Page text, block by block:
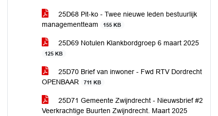
25D68 Pit-ko - Twee nieuwe leden bestuurlijk
managementteam
155 KB
25D69 Notulen Klankbordgroep 6 maart 2025
125 KB
25D70 Brief van inwoner - Fwd RTV Dordrecht
OPENBAAR
711 KB
25D71 Gemeente Zwijndrecht - Nieuwsbrief #2
Veerkrachtige Buurten Zwijndrecht. Maart 2025